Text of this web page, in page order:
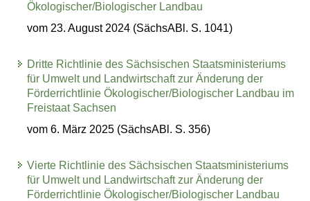
Ökologischer/Biologischer Landbau
vom 23. August 2024 (SächsABl. S. 1041)
Dritte Richtlinie des Sächsischen Staatsministeriums
für Umwelt und Landwirtschaft zur Änderung der
Förderrichtlinie Ökologischer/Biologischer Landbau im
Freistaat Sachsen
vom 6. März 2025 (SächsABl. S. 356)
Vierte Richtlinie des Sächsischen Staatsministeriums
für Umwelt und Landwirtschaft zur Änderung der
Förderrichtlinie Ökologischer/Biologischer Landbau